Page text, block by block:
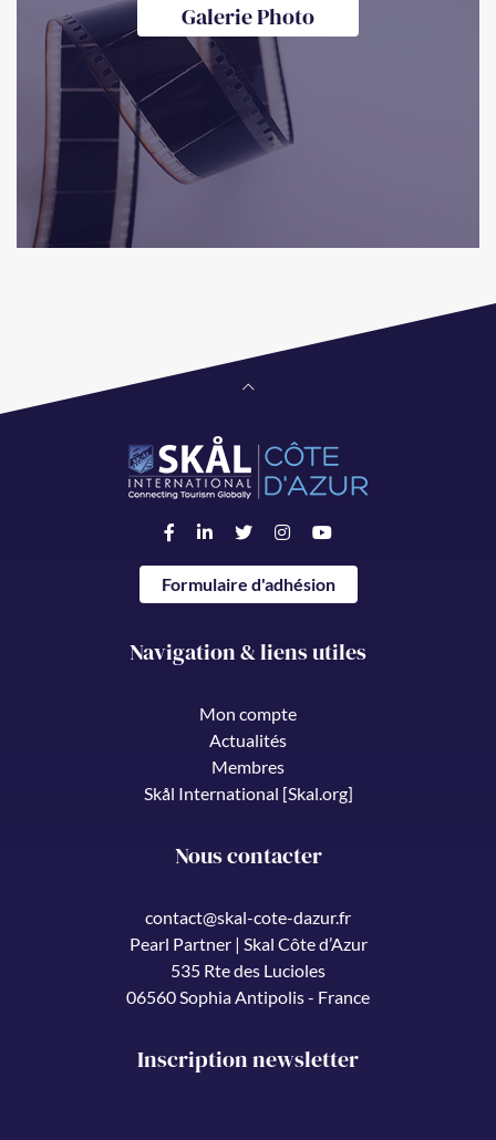
Galerie Photo
Formulaire d'adhésion
Navigation & liens utiles
Mon compte
Actualités
Membres
Skål International [Skal.org]
Nous contacter
contact@skal-cote-dazur.fr
Pearl Partner | Skal Côte d’Azur
535 Rte des Lucioles
06560 Sophia Antipolis - France
Inscription newsletter